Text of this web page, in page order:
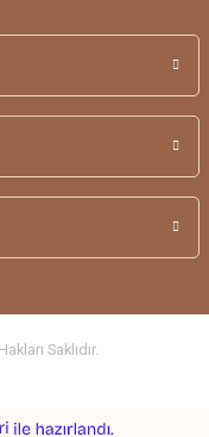
Saklıdır.
e-